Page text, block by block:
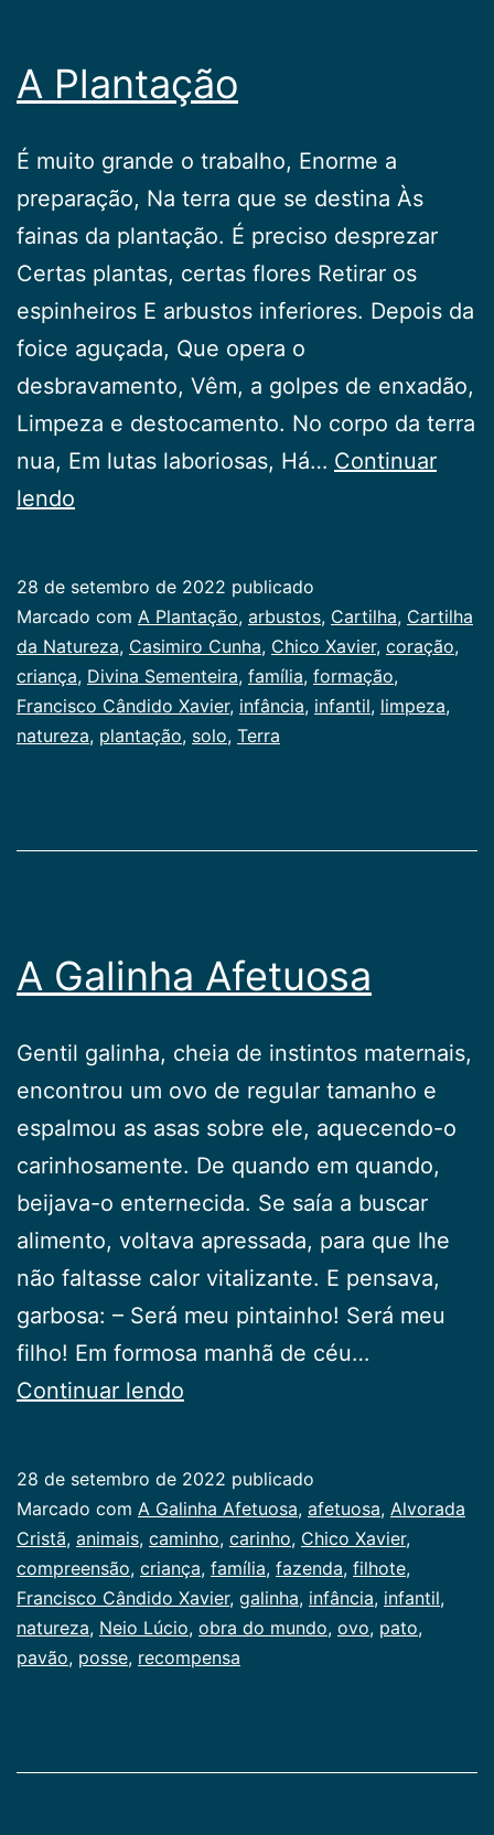
A Plantação
É muito grande o trabalho, Enorme a
preparação, Na terra que se destina Às
fainas da plantação. É preciso desprezar
Certas plantas, certas flores Retirar os
espinheiros E arbustos inferiores. Depois da
foice aguçada, Que opera o
desbravamento, Vêm, a golpes de enxadão,
Limpeza e destocamento. No corpo da terra
nua, Em lutas laboriosas, Há… Continuar
lendo
28 de setembro de 2022 publicado
Categorizado
como
Infancia
Marcado com A Plantação, arbustos, Cartilha, Cartilha
da Natureza, Casimiro Cunha, Chico Xavier, coração,
criança, Divina Sementeira, família, formação,
Francisco Cândido Xavier, infância, infantil, limpeza,
natureza, plantação, solo, Terra
A Galinha Afetuosa
Gentil galinha, cheia de instintos maternais,
encontrou um ovo de regular tamanho e
espalmou as asas sobre ele, aquecendo-o
carinhosamente. De quando em quando,
beijava-o enternecida. Se saía a buscar
alimento, voltava apressada, para que lhe
não faltasse calor vitalizante. E pensava,
garbosa: – Será meu pintainho! Será meu
filho! Em formosa manhã de céu…
Continuar lendo
28 de setembro de 2022 publicado
Categorizado
como
Infancia
Marcado com A Galinha Afetuosa, afetuosa, Alvorada
Cristã, animais, caminho, carinho, Chico Xavier,
compreensão, criança, família, fazenda, filhote,
Francisco Cândido Xavier, galinha, infância, infantil,
natureza, Neio Lúcio, obra do mundo, ovo, pato,
pavão, posse, recompensa